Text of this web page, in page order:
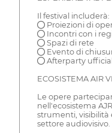
Il festival includerà:
● Proiezioni di
● Incontri con i
● Spazi di rete
● Evento di
● Afterparty
ECOSISTEMA AIR
Le opere
nell'ecosistema
strumenti, visibilità
settore audiovisivo.